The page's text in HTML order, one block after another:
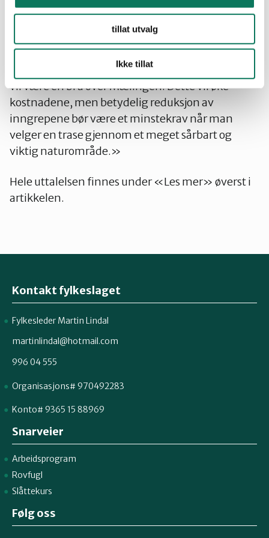
tillat utvalg
Ikke tillat
kompensere for de skader som følge av
samferdselsplanene. Dette kan gjøres i form
økologisk kompensasjon som restaurering.
Det minst skadelige alternativet for naturmiljøet
vil være en bru over Mælingen. Dette vil øke
kostnadene, men betydelig reduksjon av
inngrepene bør være et minstekrav når man
velger en trase gjennom et meget sårbart og
viktig naturområde.»
Hele uttalelsen finnes under «Les mer» øverst i
artikkelen.
Kontakt fylkeslaget
Fylkesleder Martin Lindal
martinlindal@hotmail.com
996 04 555
Organisasjons# 970492283
Konto# 9365 15 88969
Snarveier
Arbeidsprogram
Rovfugl
Slåttekurs
Følg oss